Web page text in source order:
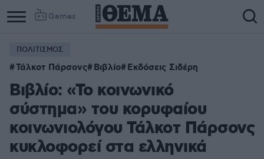
Games
ΠΟΛΙΤΙΣΜΟΣ
Τάλκοτ Πάρσονς Βιβλίο Εκδόσεις Σιδέρη
Βιβλίο: «Το κοινωνικό
σύστημα» του κορυφαίου
κοινωνιολόγου Τάλκοτ Πάρσονς
κυκλοφορεί στα ελληνικά